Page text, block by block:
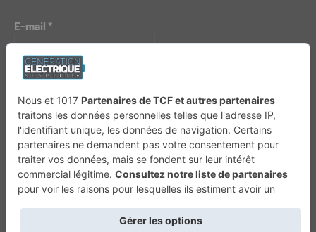
E-mail *
Génération 4×4 Génération Sans Permis VTTAE.fr FullAttack MX2K